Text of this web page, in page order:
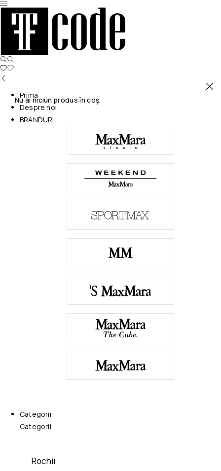
Nu ai niciun produs în coș.
Prima
Despre noi
BRANDURI
Categorii
Categorii
Rochii